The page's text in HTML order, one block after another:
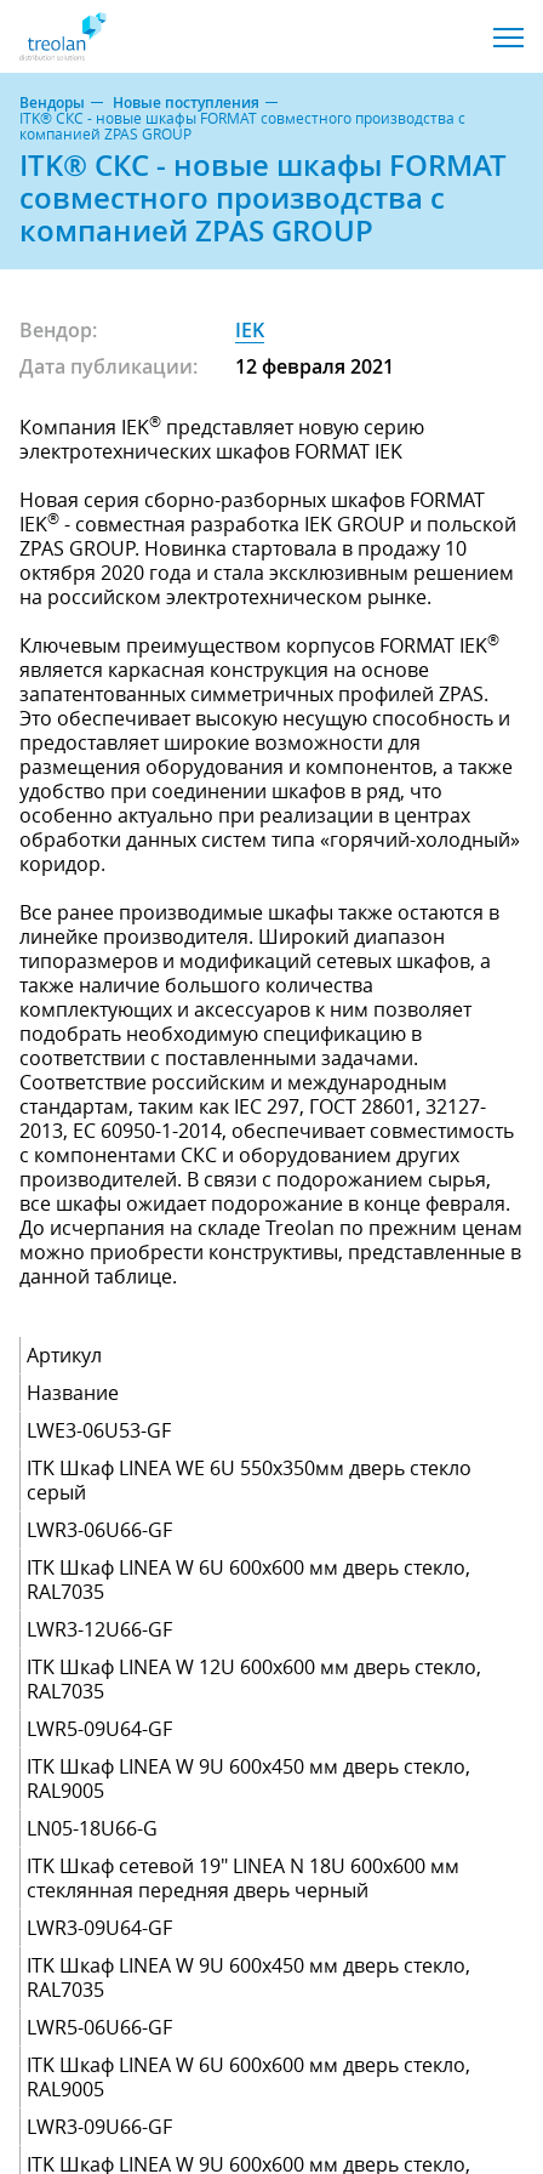
Вендоры Новые поступления
ITK® СКС - новые шкафы FORMAT совместного производства с
компанией ZPAS GROUP
ITK® СКС - новые шкафы FORMAT
совместного производства с
компанией ZPAS GROUP
Вендор:
IEK
Дата публикации:
12 февраля 2021
Компания IEK® представляет новую серию
электротехнических шкафов FORMAT IEK
Новая серия сборно-разборных шкафов FORMAT
IEK® - совместная разработка IEK GROUP и польской
ZPAS GROUP. Новинка стартовала в продажу 10
октября 2020 года и стала эксклюзивным решением
на российском электротехническом рынке.
Ключевым преимуществом корпусов FORMAT IEK®
является каркасная конструкция на основе
запатентованных симметричных профилей ZPAS.
Это обеспечивает высокую несущую способность и
предоставляет широкие возможности для
размещения оборудования и компонентов, а также
удобство при соединении шкафов в ряд, что
особенно актуально при реализации в центрах
обработки данных систем типа «горячий-холодный»
коридор.
Все ранее производимые шкафы также остаются в
линейке производителя. Широкий диапазон
типоразмеров и модификаций сетевых шкафов, а
также наличие большого количества
комплектующих и аксессуаров к ним позволяет
подобрать необходимую спецификацию в
соответствии с поставленными задачами.
Соответствие российским и международным
стандартам, таким как IEC 297, ГОСТ 28601, 32127-
2013, EC 60950-1-2014, обеспечивает совместимость
с компонентами СКС и оборудованием других
производителей. В связи с подорожанием сырья,
все шкафы ожидает подорожание в конце февраля.
До исчерпания на складе Treolan по прежним ценам
можно приобрести конструктивы, представленные в
данной таблице.
Артикул
Название
LWE3-06U53-GF
ITK Шкаф LINEA WE 6U 550x350мм дверь стекло
серый
LWR3-06U66-GF
ITK Шкаф LINEA W 6U 600x600 мм дверь стекло,
RAL7035
LWR3-12U66-GF
ITK Шкаф LINEA W 12U 600x600 мм дверь стекло,
RAL7035
LWR5-09U64-GF
ITK Шкаф LINEA W 9U 600x450 мм дверь стекло,
RAL9005
LN05-18U66-G
ITK Шкаф сетевой 19" LINEA N 18U 600х600 мм
стеклянная передняя дверь черный
LWR3-09U64-GF
ITK Шкаф LINEA W 9U 600x450 мм дверь стекло,
RAL7035
LWR5-06U66-GF
ITK Шкаф LINEA W 6U 600x600 мм дверь стекло,
RAL9005
LWR3-09U66-GF
ITK Шкаф LINEA W 9U 600x600 мм дверь стекло,